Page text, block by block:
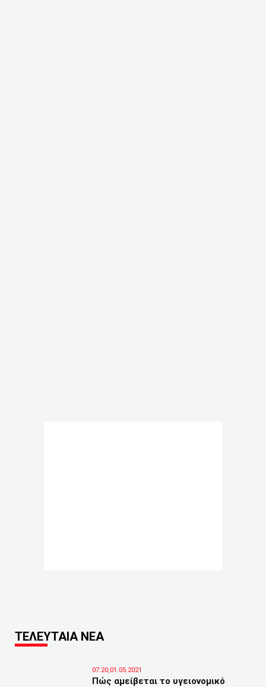
ΤΕΛΕΥΤΑΙΑ ΝΕΑ
07:20,01.05.2021
Πώς αμείβεται το υγειονομικό